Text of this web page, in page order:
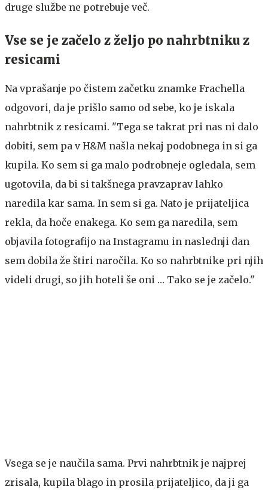
druge službe ne potrebuje več.
Vse se je začelo z željo po nahrbtniku z
resicami
Na vprašanje po čistem začetku znamke Frachella
odgovori, da je prišlo samo od sebe, ko je iskala
nahrbtnik z resicami. "Tega se takrat pri nas ni dalo
dobiti, sem pa v H&M našla nekaj podobnega in si ga
kupila. Ko sem si ga malo podrobneje ogledala, sem
ugotovila, da bi si takšnega pravzaprav lahko
naredila kar sama. In sem si ga. Nato je prijateljica
rekla, da hoče enakega. Ko sem ga naredila, sem
objavila fotografijo na Instagramu in naslednji dan
sem dobila že štiri naročila. Ko so nahrbtnike pri njih
videli drugi, so jih hoteli še oni … Tako se je začelo."
Vsega se je naučila sama. Prvi nahrbtnik je najprej
zrisala, kupila blago in prosila prijateljico, da ji ga